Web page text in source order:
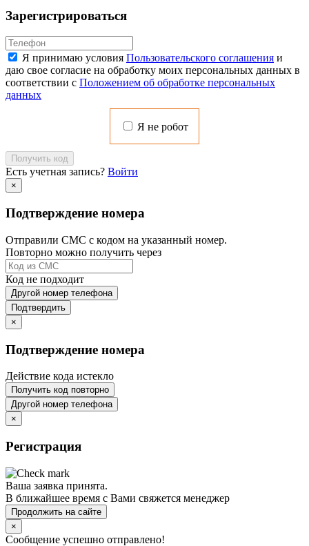
Зарегистрироваться
Я принимаю условия Пользовательского соглашения и
даю свое согласие на обработку моих персональных данных в
соответствии с Положением об обработке персональных
данных
Я не робот
Получить код
Есть учетная запись? Войти
×
Подтверждение номера
Отправили СМС с кодом на указанный номер.
Повторно можно получить через
Код не подходит
Другой номер телефона
Подтвердить
×
Подтверждение номера
Действие кода истекло
Получить код повторно
Другой номер телефона
×
Регистрация
Ваша заявка принята.
В ближайшее время с Вами свяжется менеджер
Продолжить на сайте
×
Сообщение успешно отправлено!